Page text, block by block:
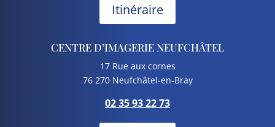
Itinéraire
CENTRE D’IMAGERIE NEUFCHÂTEL
17 Rue aux cornes
76 270 Neufchâtel-en-Bray
02 35 93 22 73